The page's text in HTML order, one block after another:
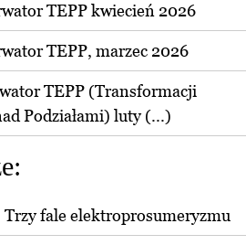
TEPP kwiecień 2026
TEPP, marzec 2026
TEPP (Transformacji
Podziałami) luty (...)
fale elektroprosumeryzmu